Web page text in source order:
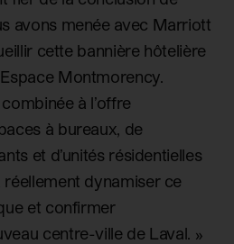
avons menée avec Marriott
cette bannière hôtelière
Montmorency.
à l’offre
à bureaux, de
et d’unités résidentielles
dynamiser ce
et confirmer
centre-ville de Laval. »